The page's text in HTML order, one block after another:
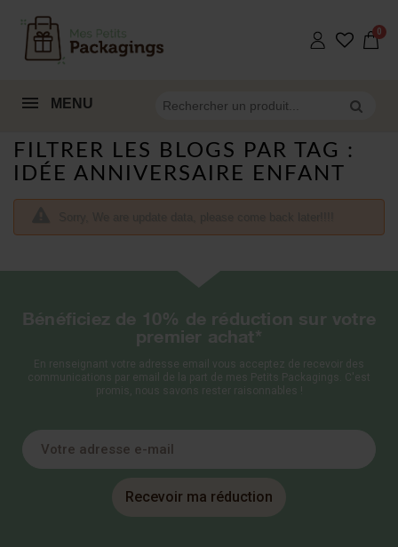
MENU
FILTRER LES BLOGS PAR TAG :
IDÉE ANNIVERSAIRE ENFANT
Bénéficiez de 10% de réduction sur votre
premier achat*
En renseignant votre adresse email vous acceptez de recevoir des
communications par email de la part de mes Petits Packagings. C'est
promis, nous savons rester raisonnables !
Recevoir ma réduction